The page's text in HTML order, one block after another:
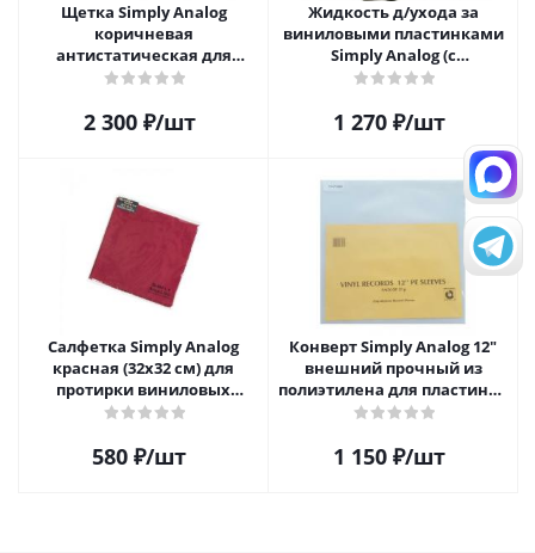
Щетка Simply Analog
коричневая
антистатическая для
чистки виниловых
2 300₽/шт
Жидкость д/ухода за
виниловыми пластинками
Simply Analog (с
распылителем, 200 мл) и
1 270₽/шт
Салфетка Simply Analog
красная (32х32 см) для
протирки виниловых
пластинок из микрофибры
580 ₽/шт
Конверт Simply Analog 12"
внешний прочный из
полиэтилена для пластинок
(25шт)
1 150₽/шт